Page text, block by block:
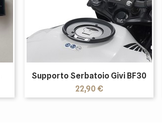
Supporto Serbatoio Givi BF30
Prezzo
22,90 €